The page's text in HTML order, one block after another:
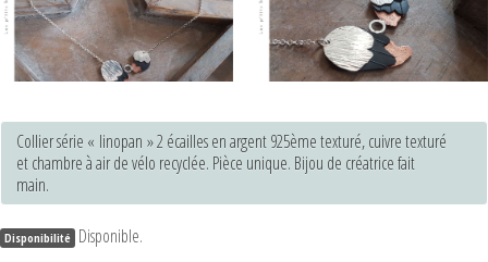
Points de vente
Sur Mesure
Ateliers thématiques
Collier série « linopan » 2 écailles en argent 925ème texturé, cuivre texturé
et chambre à air de vélo recyclée. Pièce unique. Bijou de créatrice fait
main.
Disponibilité Disponible.